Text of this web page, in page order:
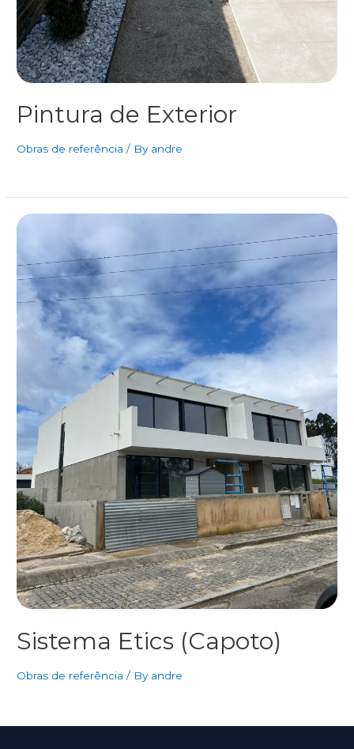
Pintura de Exterior
Obras de referência / By andre
Sistema Etics (Capoto)
Obras de referência / By andre